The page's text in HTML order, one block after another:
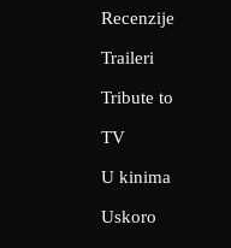
Recenzije
Traileri
Tribute to
TV
U kinima
Uskoro